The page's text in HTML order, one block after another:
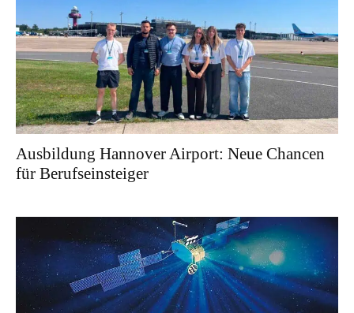
Ausbildung Hannover Airport: Neue Chancen
für Berufseinsteiger